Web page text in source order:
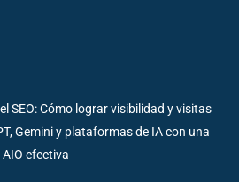
SEO: Cómo lograr visibilidad y visitas
Gemini y plataformas de IA con una
efectiva